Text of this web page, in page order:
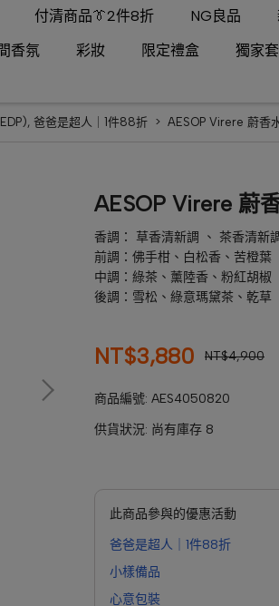
付清商品👔2件8折 NG良品
香氛 彩妝 限定禮盒
獨家
, 爸爸是超人｜1件88折 AESOP Virere 蔚香
AESOP Virere 蔚
香調： 草香清新調 、 茶香清新
前調：佛手柑、白松香、苦橙葉
中調：綠茶、薰陸香、粉紅胡椒
後調：雪松、綠意瑪黛茶、乾草
NT$3,880 NT$4,900
商品編號: AES4050820
供貨狀況: 尚有庫存 8
此商品參與的優惠活動
爸爸是超人｜1件88折
小樣備品
心意包裝